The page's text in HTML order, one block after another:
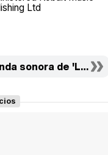
Ltd
sonora de 'La